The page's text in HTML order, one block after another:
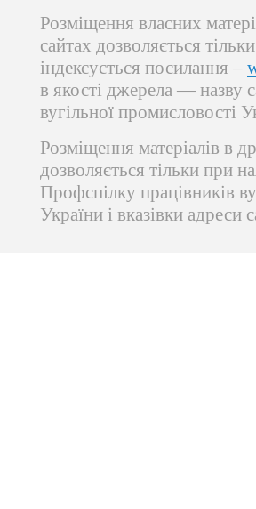
Розміщення власних
сайтах дозволяється
індексується посилання –
в якості джерела — назву
вугільної промисловості
Розміщення матеріалів в
дозволяється тільки при
Профспілку працівників
України і вказівки